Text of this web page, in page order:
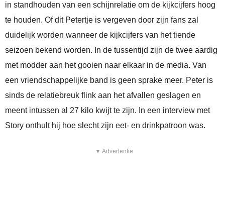
in standhouden van een schijnrelatie om de kijkcijfers hoog
te houden. Of dit Petertje is vergeven door zijn fans zal
duidelijk worden wanneer de kijkcijfers van het tiende
seizoen bekend worden. In de tussentijd zijn de twee aardig
met modder aan het gooien naar elkaar in de media. Van
een vriendschappelijke band is geen sprake meer. Peter is
sinds de relatiebreuk flink aan het afvallen geslagen en
meent intussen al 27 kilo kwijt te zijn. In een interview met
Story onthult hij hoe slecht zijn eet- en drinkpatroon was.
▼ Advertentie